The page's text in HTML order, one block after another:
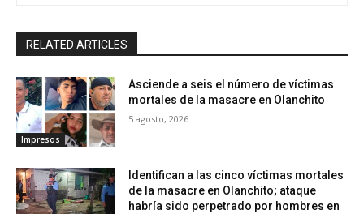
RELATED ARTICLES
Impresos
Asciende a seis el número de víctimas
mortales de la masacre en Olanchito
5 agosto, 2026
Identifican a las cinco víctimas mortales
de la masacre en Olanchito; ataque
habría sido perpetrado por hombres en